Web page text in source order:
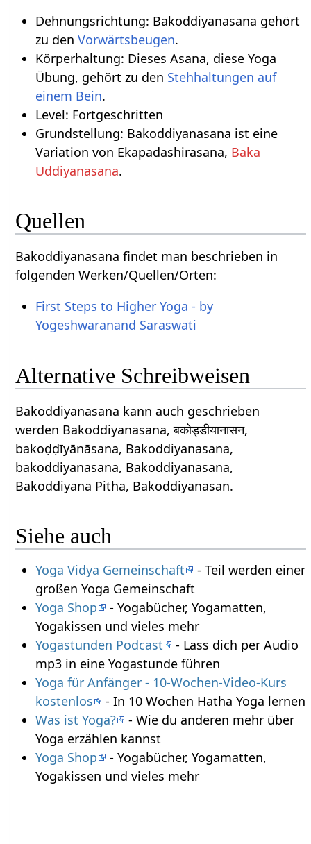
Dehnungsrichtung: Bakoddiyanasana gehört
zu den Vorwärtsbeugen.
Körperhaltung: Dieses Asana, diese Yoga
Übung, gehört zu den Stehhaltungen auf
einem Bein.
Level: Fortgeschritten
Grundstellung: Bakoddiyanasana ist eine
Variation von Ekapadashirasana, Baka
Uddiyanasana.
Quellen
Bakoddiyanasana findet man beschrieben in
folgenden Werken/Quellen/Orten:
First Steps to Higher Yoga - by
Yogeshwaranand Saraswati
Alternative Schreibweisen
Bakoddiyanasana kann auch geschrieben
werden Bakoddiyanasana, बकोड्डीयानासन,
bakoḍḍīyānāsana, Bakoddiyanasana,
bakoddiyanasana, Bakoddiyanasana,
Bakoddiyana Pitha, Bakoddiyanasan.
Siehe auch
Yoga Vidya Gemeinschaft
- Teil werden einer
großen Yoga Gemeinschaft
Yoga Shop
- Yogabücher, Yogamatten,
Yogakissen und vieles mehr
Yogastunden Podcast
- Lass dich per Audio
mp3 in eine Yogastunde führen
Yoga für Anfänger - 10-Wochen-Video-Kurs
kostenlos
- In 10 Wochen Hatha Yoga lernen
Was ist Yoga?
- Wie du anderen mehr über
Yoga erzählen kannst
Yoga Shop
- Yogabücher, Yogamatten,
Yogakissen und vieles mehr